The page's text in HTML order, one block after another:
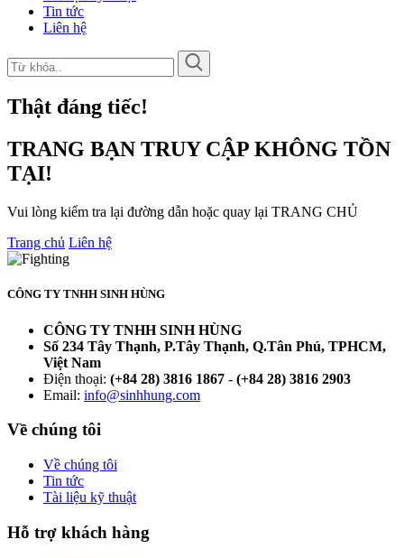
Tin tức
Liên hệ
Thật đáng tiếc!
TRANG BẠN TRUY CẬP KHÔNG TỒN
TẠI!
Vui lòng kiểm tra lại đường dẫn hoặc quay lại TRANG CHỦ
Trang chủ Liên hệ
CÔNG TY TNHH SINH HÙNG
CÔNG TY TNHH SINH HÙNG
Số 234 Tây Thạnh, P.Tây Thạnh, Q.Tân Phú, TPHCM,
Việt Nam
Điện thoại: (+84 28) 3816 1867 - (+84 28) 3816 2903
Email: info@sinhhung.com
Về chúng tôi
Về chúng tôi
Tin tức
Tài liệu kỹ thuật
Hỗ trợ khách hàng